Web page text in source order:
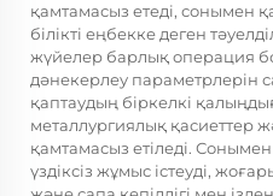
қамтамасыз етеді, сонымен
білікті еңбекке деген
жүйелер барлық операция
дәнекерлеу параметрлерін
қаптаудың біркелкі
металлургиялық қасиеттер
қамтамасыз етіледі.
үздіксіз жұмыс істеуді,